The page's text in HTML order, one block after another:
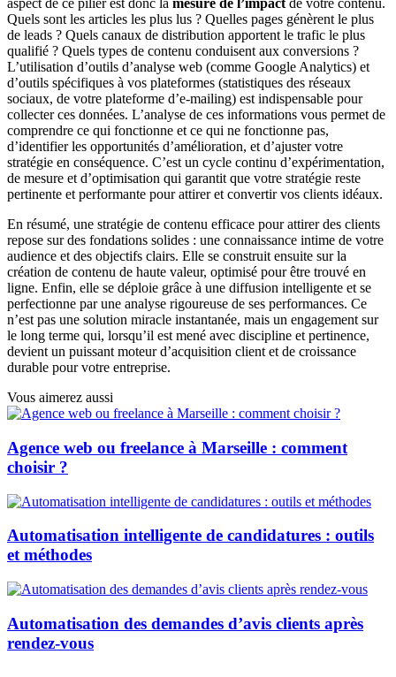
aspect de ce pilier est donc la mesure de l’impact de votre contenu.
Quels sont les articles les plus lus ? Quelles pages génèrent le plus
de leads ? Quels canaux de distribution apportent le trafic le plus
qualifié ? Quels types de contenu conduisent aux conversions ?
L’utilisation d’outils d’analyse web (comme Google Analytics) et
d’outils spécifiques à vos plateformes (statistiques des réseaux
sociaux, de votre plateforme d’e-mailing) est indispensable pour
collecter ces données. L’analyse de ces informations vous permet de
comprendre ce qui fonctionne et ce qui ne fonctionne pas,
d’identifier les opportunités d’amélioration, et d’ajuster votre
stratégie en conséquence. C’est un cycle continu d’expérimentation,
de mesure et d’optimisation qui garantit que votre stratégie reste
pertinente et performante pour attirer et convertir vos clients idéaux.
En résumé, une stratégie de contenu efficace pour attirer des clients
repose sur des fondations solides : une connaissance intime de votre
audience et des objectifs clairs. Elle se construit ensuite sur la
création de contenu de haute valeur, optimisé pour être trouvé en
ligne. Enfin, elle se déploie grâce à une diffusion intelligente et se
perfectionne par une analyse rigoureuse de ses performances. Ce
n’est pas une solution miracle instantanée, mais un engagement sur
le long terme qui, lorsqu’il est mené avec discipline et pertinence,
devient un puissant moteur d’acquisition client et de croissance
durable pour votre entreprise.
Vous aimerez aussi
Agence web ou freelance à Marseille : comment
choisir ?
Automatisation intelligente de candidatures : outils
et méthodes
Automatisation des demandes d’avis clients après
rendez-vous